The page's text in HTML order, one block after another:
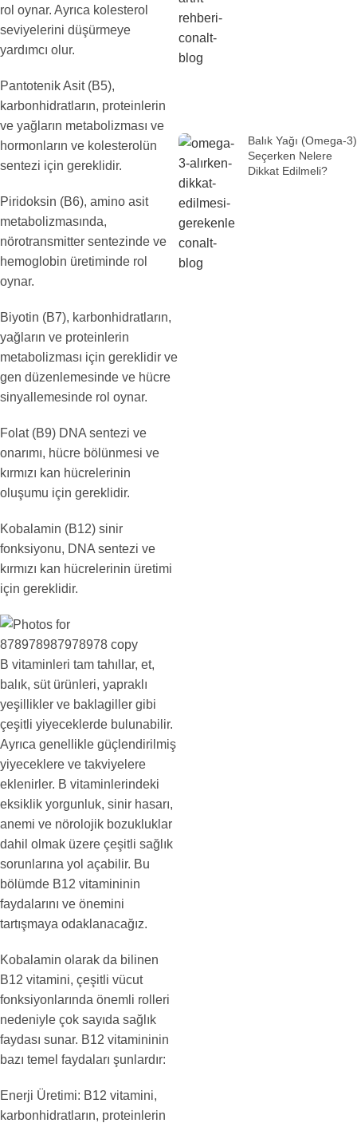
rol oynar. Ayrıca kolesterol
seviyelerini düşürmeye
yardımcı olur.
Pantotenik Asit (B5),
karbonhidratların, proteinlerin
ve yağların metabolizması ve
hormonların ve kolesterolün
sentezi için gereklidir.
Piridoksin (B6), amino asit
metabolizmasında,
nörotransmitter sentezinde ve
hemoglobin üretiminde rol
oynar.
Biyotin (B7), karbonhidratların,
yağların ve proteinlerin
metabolizması için gereklidir ve
gen düzenlemesinde ve hücre
sinyallemesinde rol oynar.
Folat (B9) DNA sentezi ve
onarımı, hücre bölünmesi ve
kırmızı kan hücrelerinin
oluşumu için gereklidir.
Kobalamin (B12) sinir
fonksiyonu, DNA sentezi ve
kırmızı kan hücrelerinin üretimi
için gereklidir.
B vitaminleri tam tahıllar, et,
balık, süt ürünleri, yapraklı
yeşillikler ve baklagiller gibi
çeşitli yiyeceklerde bulunabilir.
Ayrıca genellikle güçlendirilmiş
yiyeceklere ve takviyelere
eklenirler. B vitaminlerindeki
eksiklik yorgunluk, sinir hasarı,
anemi ve nörolojik bozukluklar
dahil olmak üzere çeşitli sağlık
sorunlarına yol açabilir. Bu
bölümde B12 vitamininin
faydalarını ve önemini
tartışmaya odaklanacağız.
Kobalamin olarak da bilinen
B12 vitamini, çeşitli vücut
fonksiyonlarında önemli rolleri
nedeniyle çok sayıda sağlık
faydası sunar. B12 vitamininin
bazı temel faydaları şunlardır:
Enerji Üretimi: B12 vitamini,
karbonhidratların, proteinlerin
Balık Yağı (Omega-3)
Seçerken Nelere
Dikkat Edilmeli?